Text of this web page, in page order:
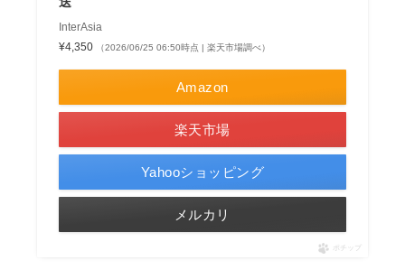
InterAsia
¥4,350
（2026/06/25 06:50時点 | 楽天市場調べ）
Amazon
楽天市場
Yahooショッピング
メルカリ
ポチップ